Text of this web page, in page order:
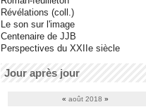
Révélations (coll.)
Le son sur l'image
Centenaire de JJB
Perspectives du XXIIe siècle
Jour après jour
« août 2018 »